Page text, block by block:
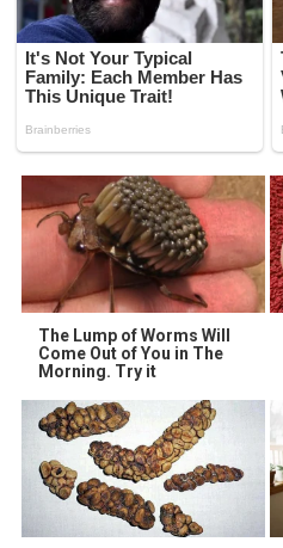
The Lump of Worms Will
Come Out of You in The
Morning. Try it